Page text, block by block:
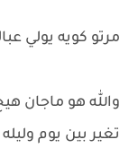
مرتو كويه يولي
والله هو ماجان
تغير بين يوم وليله